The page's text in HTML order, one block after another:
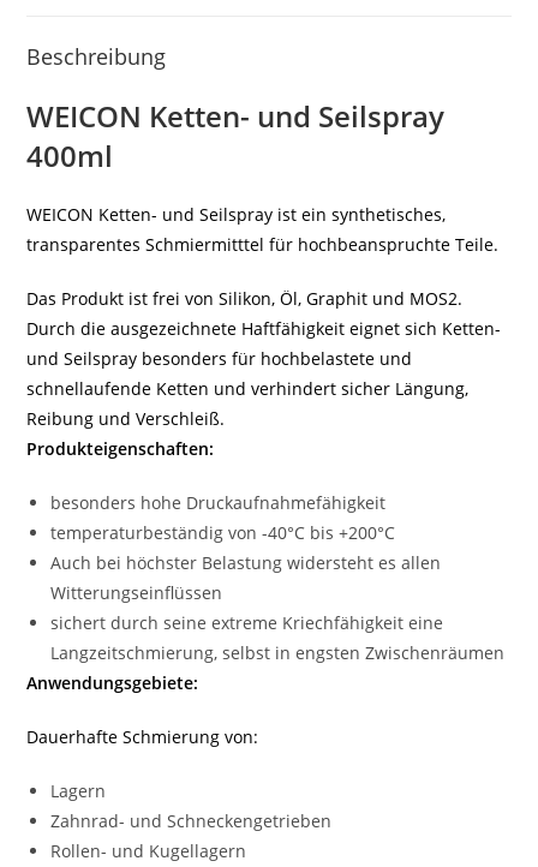
Beschreibung
WEICON Ketten- und Seilspray
400ml
WEICON Ketten- und Seilspray ist ein synthetisches,
transparentes Schmiermitttel für hochbeanspruchte Teile.
Das Produkt ist frei von Silikon, Öl, Graphit und MOS2.
Durch die ausgezeichnete Haftfähigkeit eignet sich Ketten-
und Seilspray besonders für hochbelastete und
schnellaufende Ketten und verhindert sicher Längung,
Reibung und Verschleiß.
Produkteigenschaften:
besonders hohe Druckaufnahmefähigkeit
temperaturbeständig von -40°C bis +200°C
Auch bei höchster Belastung widersteht es allen
Witterungseinflüssen
sichert durch seine extreme Kriechfähigkeit eine
Langzeitschmierung, selbst in engsten Zwischenräumen
Anwendungsgebiete:
Dauerhafte Schmierung von:
Lagern
Zahnrad- und Schneckengetrieben
Rollen- und Kugellagern